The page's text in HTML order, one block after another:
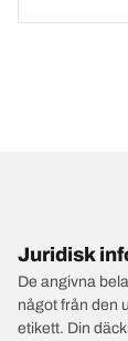
Juridisk
De angivna
något från den
etikett. Din